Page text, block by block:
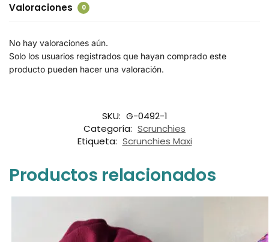
Valoraciones 0
No hay valoraciones aún.
Solo los usuarios registrados que hayan comprado este
producto pueden hacer una valoración.
SKU: G-0492-1
Categoría: Scrunchies
Etiqueta: Scrunchies Maxi
Productos relacionados